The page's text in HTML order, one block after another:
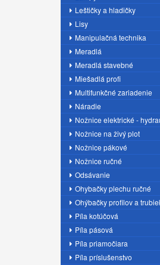
Leštičky a hladičky
Lisy
Manipulačná technika
Meradlá
Meradlá stavebné
Miešadlá profi
Multifunkčné zariadenie
Náradie
Nožnice elektrické -
Nožnice na živý plot
Nožnice pákové
Nožnice ručné
Odsávanie
Ohybačky plechu ručné
Ohýbačky profilov a
Píla kotúčová
Píla pásová
Píla priamočiara
Píla príslušenstvo